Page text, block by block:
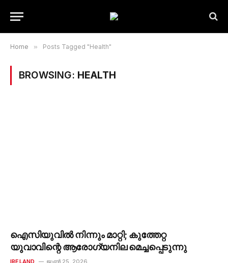
Home » Posts Tagged "Health"
BROWSING: HEALTH
ഐസിയുവിൽ നിന്നും മാറ്റി; കുത്തേറ്റ
യുവാവിന്റെ ആരോഗ്യനില മെച്ചപ്പെടുന്നു